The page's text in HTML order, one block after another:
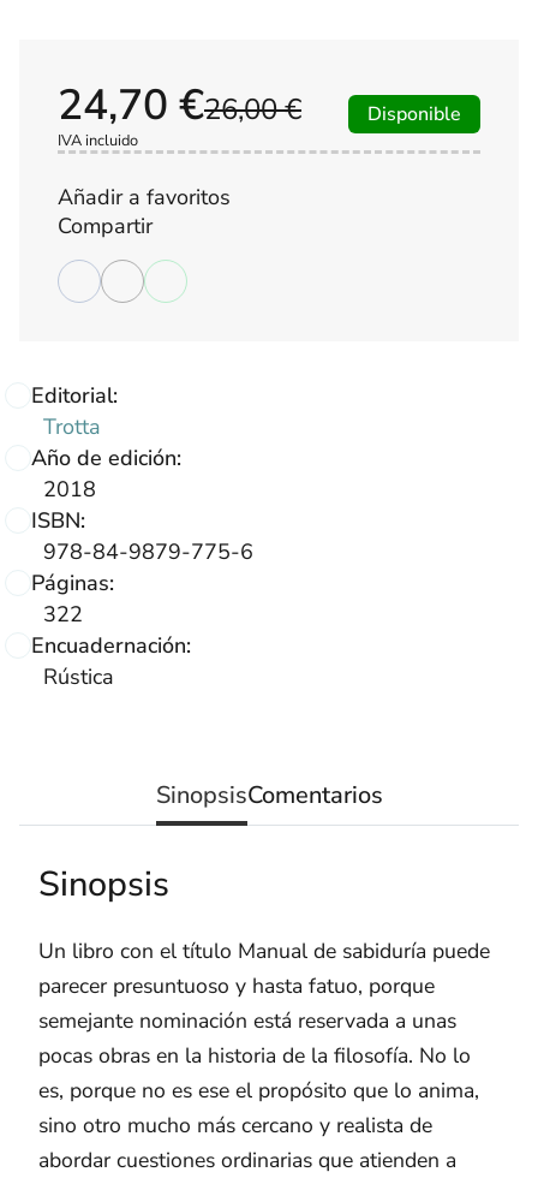
Editorial:
Trotta
Año de edición:
2018
ISBN:
978-84-9879-775-6
Páginas:
322
Encuadernación:
Rústica
26,00 €
24,70 €
IVA incluido
Disponible
Añadir a favoritos
Compartir
SinopsisComentarios
Sinopsis
Un libro con el título Manual de sabiduría puede
parecer presuntuoso y hasta fatuo, porque
semejante nominación está reservada a unas
pocas obras en la historia de la filosofía. No lo
es, porque no es ese el propósito que lo anima,
sino otro mucho más cercano y realista de
abordar cuestiones ordinarias que atienden a